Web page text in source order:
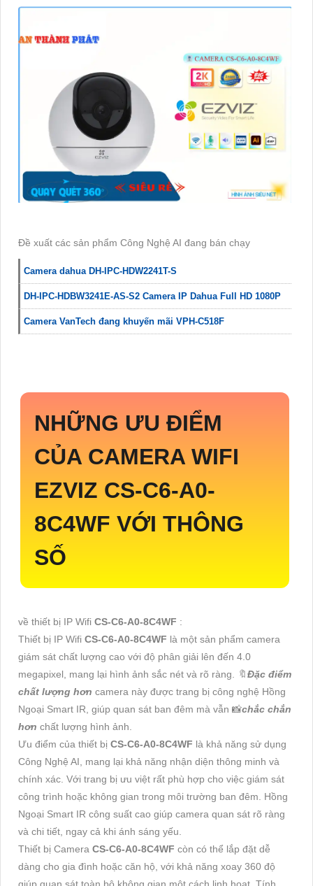
Đề xuất các sản phẩm Công Nghệ AI đang bán chạy
Camera dahua DH-IPC-HDW2241T-S
DH-IPC-HDBW3241E-AS-S2 Camera IP Dahua Full HD 1080P
Camera VanTech đang khuyến mãi VPH-C518F
NHỮNG ƯU ĐIỂM
CỦA CAMERA WIFI
EZVIZ CS-C6-A0-
8C4WF VỚI THÔNG
SỐ
về thiết bị IP Wifi CS-C6-A0-8C4WF :
Thiết bị IP Wifi CS-C6-A0-8C4WF là một sản phẩm camera
giám sát chất lượng cao với độ phân giải lên đến 4.0
megapixel, mang lại hình ảnh sắc nét và rõ ràng. 🔖Đặc điểm
chất lượng hơn camera này được trang bị công nghệ Hồng
Ngoại Smart IR, giúp quan sát ban đêm mà vẫn 📸chắc chắn
hơn chất lượng hình ảnh.
Ưu điểm của thiết bị CS-C6-A0-8C4WF là khả năng sử dụng
Công Nghệ AI, mang lại khả năng nhận diện thông minh và
chính xác. Với trang bị ưu việt rất phù hợp cho việc giám sát
công trình hoặc không gian trong môi trường ban đêm. Hồng
Ngoại Smart IR công suất cao giúp camera quan sát rõ ràng
và chi tiết, ngay cả khi ánh sáng yếu.
Thiết bị Camera CS-C6-A0-8C4WF còn có thể lắp đặt dễ
dàng cho gia đình hoặc căn hộ, với khả năng xoay 360 độ